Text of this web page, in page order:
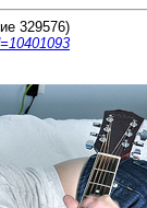
329576)